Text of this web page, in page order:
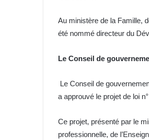
Au ministère de la Famille,
été nommé directeur du
Le Conseil de
Le Conseil de
a approuvé le projet de loi
Ce projet, présenté par le
professionnelle, de